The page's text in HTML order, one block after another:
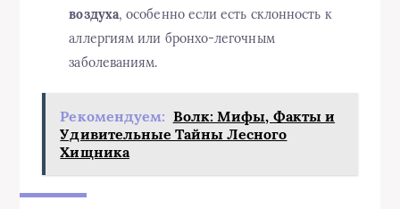
воздуха, особенно если есть склонность к
аллергиям или бронхо-легочным
заболеваниям.
Рекомендуем: Волк: Мифы, Факты и
Удивительные Тайны Лесного
Хищника